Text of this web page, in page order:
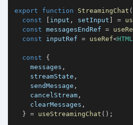
export function StreamingChat (
const
[ input , setInput ] =
const messagesEndRef =
const inputRef = useRef<
const
{
    messages
,
    streamState
,
    sendMessage
,
    cancelStream
,
    clearMessages
,
} = useStreamingChat ( ) ;